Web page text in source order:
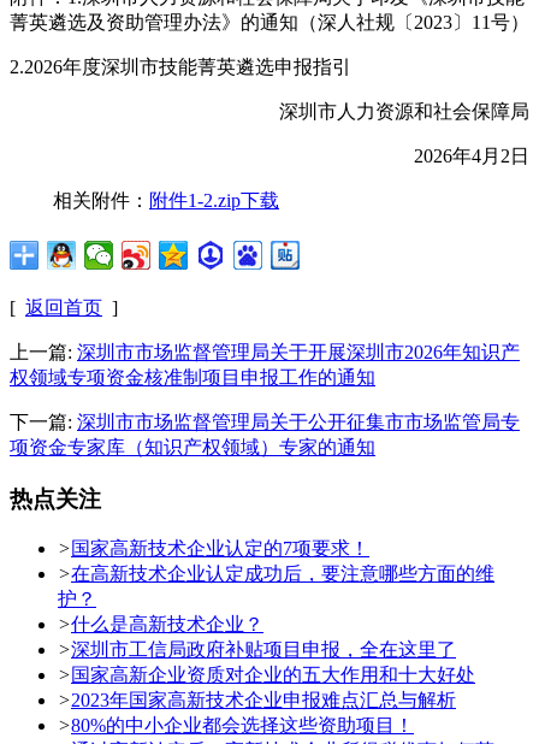
菁英遴选及资助管理办法》的通知（深人社规〔2023〕11号）
2.2026年度深圳市技能菁英遴选申报指引
深圳市人力资源和社会保障局
2026年4月2日
相关附件： 附件1-2.zip下载
[ 返回首页 ]
上一篇: 深圳市市场监督管理局关于开展深圳市2026年知识产
权领域专项资金核准制项目申报工作的通知
下一篇: 深圳市市场监督管理局关于公开征集市市场监管局专
项资金专家库（知识产权领域）专家的通知
热点关注
>国家高新技术企业认定的7项要求！
>在高新技术企业认定成功后，要注意哪些方面的维
护？
>什么是高新技术企业？
>深圳市工信局政府补贴项目申报，全在这里了
>国家高新企业资质对企业的五大作用和十大好处
>2023年国家高新技术企业申报难点汇总与解析
>80%的中小企业都会选择这些资助项目！